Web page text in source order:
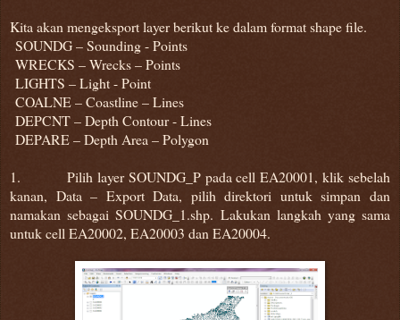
Kita akan mengeksport layer berikut ke dalam format shape file.
SOUNDG – Sounding - Points
WRECKS – Wrecks – Points
LIGHTS – Light - Point
COALNE – Coastline – Lines
DEPCNT – Depth Contour - Lines
DEPARE – Depth Area – Polygon
1. Pilih layer SOUNDG_P pada cell EA20001, klik sebelah
kanan, Data – Export Data, pilih direktori untuk simpan dan
namakan sebagai SOUNDG_1.shp. Lakukan langkah yang sama
untuk cell EA20002, EA20003 dan EA20004.